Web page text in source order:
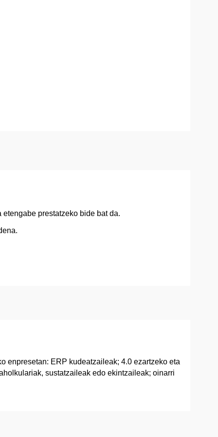
prestatzeko bide bat da.
enpresetan: ERP kudeatzaileak; 4.0 ezartzeko eta
sustatzaileak edo ekintzaileak; oinarri